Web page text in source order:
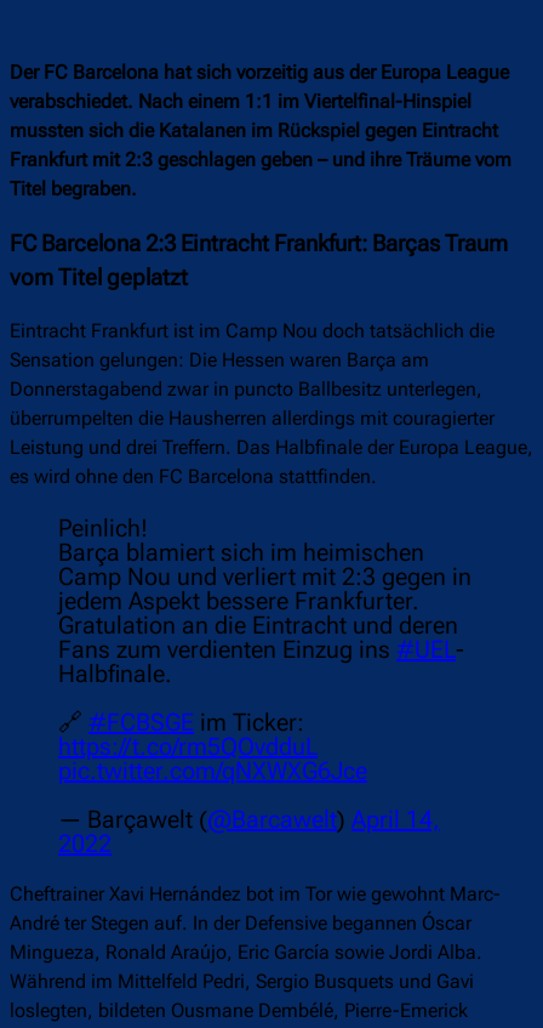
Der FC Barcelona hat sich vorzeitig aus der Europa League
verabschiedet. Nach einem 1:1 im Viertelfinal-Hinspiel
mussten sich die Katalanen im Rückspiel gegen Eintracht
Frankfurt mit 2:3 geschlagen geben – und ihre Träume vom
Titel begraben.
FC Barcelona 2:3 Eintracht Frankfurt: Barças Traum
vom Titel geplatzt
Eintracht Frankfurt ist im Camp Nou doch tatsächlich die
Sensation gelungen: Die Hessen waren Barça am
Donnerstagabend zwar in puncto Ballbesitz unterlegen,
überrumpelten die Hausherren allerdings mit couragierter
Leistung und drei Treffern. Das Halbfinale der Europa League,
es wird ohne den FC Barcelona stattfinden.
Peinlich!
Barça blamiert sich im heimischen
Camp Nou und verliert mit 2:3 gegen in
jedem Aspekt bessere Frankfurter.
Gratulation an die Eintracht und deren
Fans zum verdienten Einzug ins #UEL-
Halbfinale.
🔗 #FCBSGE im Ticker:
https://t.co/rm5QOvdduL
pic.twitter.com/qNXWXG6Jce
— Barçawelt (@Barcawelt) April 14,
2022
Cheftrainer Xavi Hernández bot im Tor wie gewohnt Marc-
André ter Stegen auf. In der Defensive begannen Óscar
Mingueza, Ronald Araújo, Eric García sowie Jordi Alba.
Während im Mittelfeld Pedri, Sergio Busquets und Gavi
loslegten, bildeten Ousmane Dembélé, Pierre-Emerick